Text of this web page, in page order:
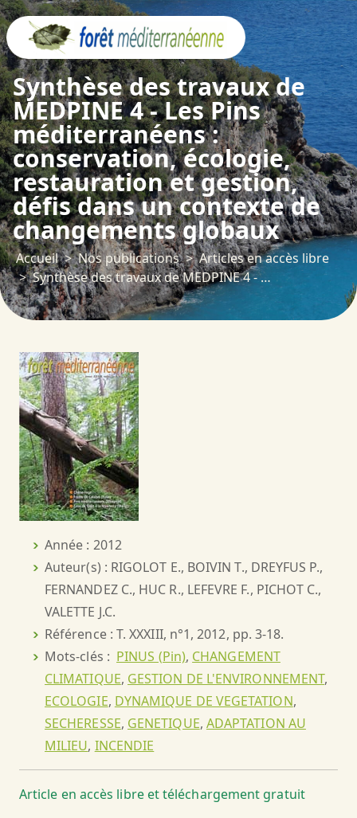
Synthèse des travaux de
MEDPINE 4 - Les Pins
méditerranéens :
conservation, écologie,
restauration et gestion,
défis dans un contexte de
changements globaux
Accueil Nos publications
Articles en accès libre
Synthèse des travaux de MEDPINE 4 - Les Pins méditerranéens : conservation, écologie, restauration et gestion, défis dans un contexte de changements globaux
Année : 2012
Auteur(s) : RIGOLOT E., BOIVIN T., DREYFUS P.,
FERNANDEZ C., HUC R., LEFEVRE F., PICHOT C.,
VALETTE J.C.
Référence : T. XXXIII, n°1, 2012, pp. 3-18.
Mots-clés : PINUS (Pin), CHANGEMENT
CLIMATIQUE, GESTION DE L'ENVIRONNEMENT,
ECOLOGIE, DYNAMIQUE DE VEGETATION,
SECHERESSE, GENETIQUE, ADAPTATION AU
MILIEU, INCENDIE
Article en accès libre et téléchargement gratuit
Panneau de gestion des cookies